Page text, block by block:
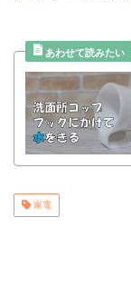
家電